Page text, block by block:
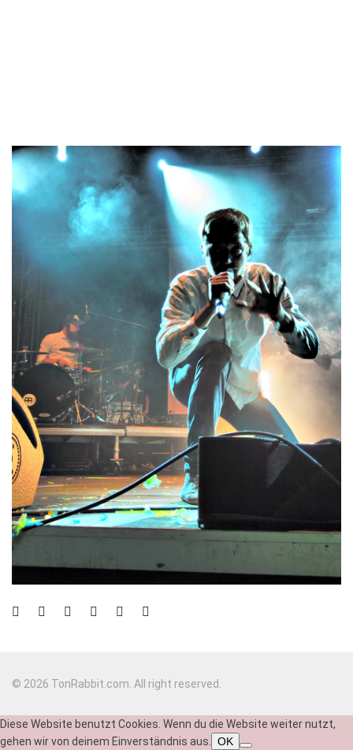
© 2026 TonRabbit.com. All right reserved.
Diese Website benutzt Cookies. Wenn du die Website weiter nutzt,
gehen wir von deinem Einverständnis aus.
OK